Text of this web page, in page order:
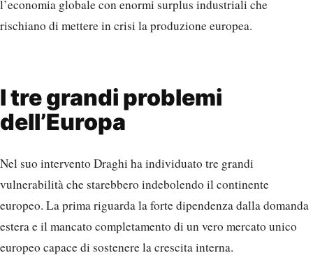
l’economia globale con enormi surplus industriali che
rischiano di mettere in crisi la produzione europea.
I tre grandi problemi
dell’Europa
Nel suo intervento Draghi ha individuato tre grandi
vulnerabilità che starebbero indebolendo il continente
europeo. La prima riguarda la forte dipendenza dalla domanda
estera e il mancato completamento di un vero mercato unico
europeo capace di sostenere la crescita interna.